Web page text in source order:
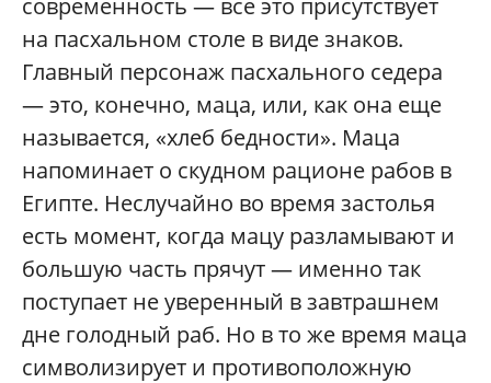
на пасхальном столе в виде знаков.
Главный персонаж пасхального седера
— это, конечно, маца, или, как она еще
называется, «хлеб бедности». Маца
напоминает о скудном рационе рабов в
Египте. Неслучайно во время застолья
есть момент, когда мацу разламывают и
большую часть прячут — именно так
поступает не уверенный в завтрашнем
дне голодный раб. Но в то же время маца
символизирует и противоположную